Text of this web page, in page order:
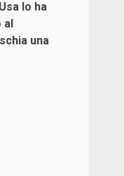
lo ha
al
una